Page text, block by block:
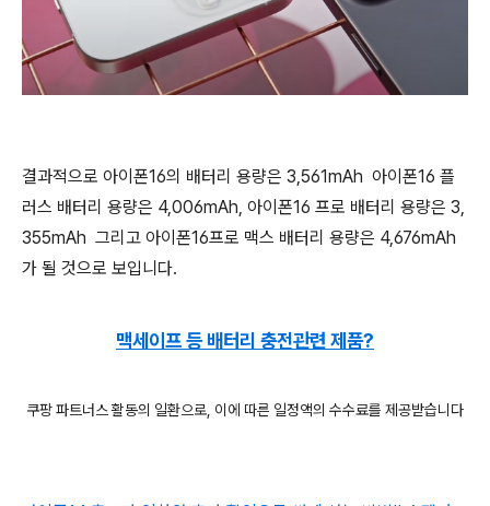
결과적으로 아이폰16의 배터리 용량은 3,561mAh 아이폰16 플
러스 배터리 용량은 4,006mAh, 아이폰16 프로 배터리 용량은 3,
355mAh 그리고 아이폰16프로 맥스 배터리 용량은 4,676mAh
가 될 것으로 보입니다.
맥세이프 등 배터리 충전관련 제품?
쿠팡 파트너스 활동의 일환으로, 이에 따른 일정액의 수수료를 제공받습니다